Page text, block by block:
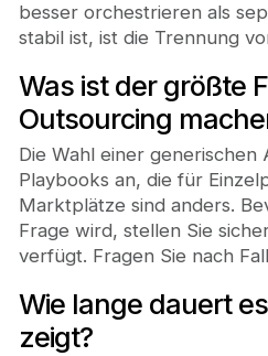
besser orchestrieren als
stabil ist, ist die Trennung
Was ist der größte
Outsourcing
Die Wahl einer
Playbooks an, die für
Marktplätze sind anders.
Frage wird, stellen Sie
verfügt. Fragen Sie nach
Wie lange dauert
zeigt?